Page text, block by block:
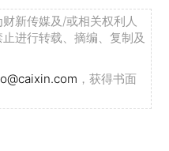
新传媒及/或相关权利人
进行转载、摘编、复制及
，获得书面